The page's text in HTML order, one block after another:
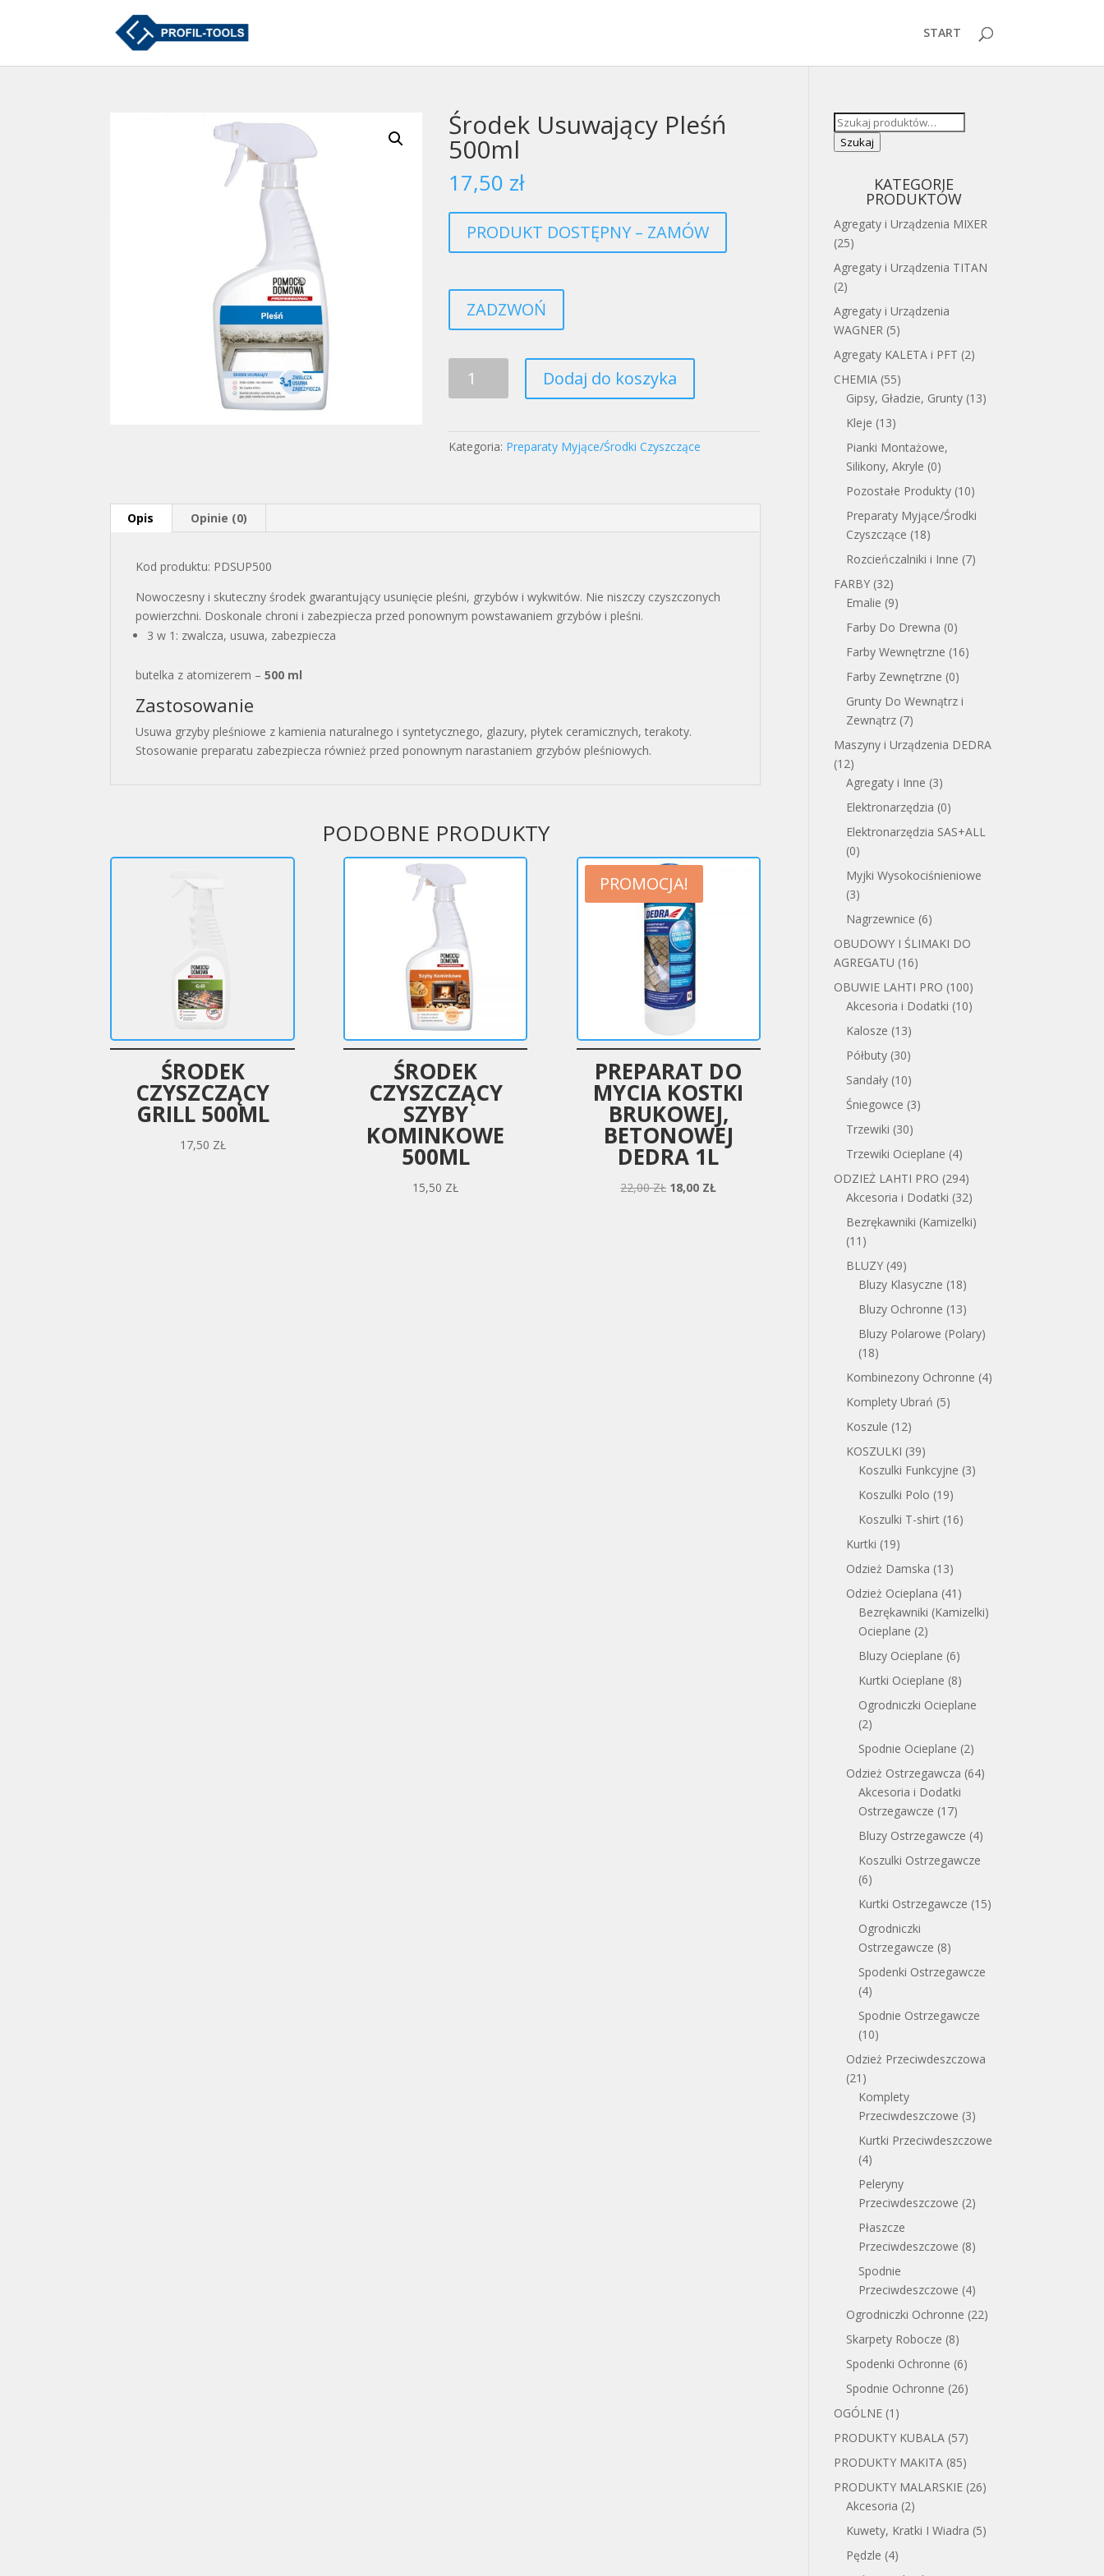
START
Środek Usuwający Pleśń
500ml
17,50 zł
PRODUKT DOSTĘPNY – ZAMÓW
ZADZWOŃ
Środek
500ml
Dodaj do koszyka
Kategoria: Preparaty Myjące/Środki Czyszczące
Opis Opinie (0)
Kod produktu: PDSUP500
Nowoczesny i skuteczny środek gwarantujący usunięcie pleśni, grzybów i wykwitów. Nie niszczy czyszczonych
powierzchni. Doskonale chroni i zabezpiecza przed ponownym powstawaniem grzybów i pleśni.
3 w 1: zwalcza, usuwa, zabezpiecza
butelka z atomizerem –500 ml
Zastosowanie
Usuwa grzyby pleśniowe z kamienia naturalnego i syntetycznego, glazury, płytek ceramicznych, terakoty.
Stosowanie preparatu zabezpiecza również przed ponownym narastaniem grzybów pleśniowych.
PODOBNE PRODUKTY
ŚRODEK
CZYSZCZĄCY
GRILL 500ML
17,50 ZŁ
ŚRODEK
CZYSZCZĄCY
SZYBY
KOMINKOWE
500ML
15,50 ZŁ
PROMOCJA!
PREPARAT DO
MYCIA KOSTKI
BRUKOWEJ,
BETONOWEJ
DEDRA 1L
22,00ZŁ PIERWOTNA
18,00 ZŁAKTUALNA
Szukaj:
Szukaj
KATEGORIE
PRODUKTÓW
Agregaty i Urządzenia MIXER
(25)
Agregaty i Urządzenia TITAN
(2)
Agregaty i Urządzenia
WAGNER (5)
Agregaty KALETA i PFT (2)
CHEMIA (55)
Gipsy, Gładzie, Grunty (13)
Kleje (13)
Pianki Montażowe,
Silikony, Akryle (0)
Pozostałe Produkty (10)
Preparaty Myjące/Środki
Czyszczące (18)
Rozcieńczalniki i Inne (7)
FARBY (32)
Emalie (9)
Farby Do Drewna (0)
Farby Wewnętrzne (16)
Farby Zewnętrzne (0)
Grunty Do Wewnątrz i
Zewnątrz (7)
Maszyny i Urządzenia DEDRA
(12)
Agregaty i Inne (3)
Elektronarzędzia (0)
Elektronarzędzia SAS+ALL
(0)
Myjki Wysokociśnieniowe
(3)
Nagrzewnice (6)
OBUDOWY I ŚLIMAKI DO
AGREGATU (16)
OBUWIE LAHTI PRO (100)
Akcesoria i Dodatki (10)
Kalosze (13)
Półbuty (30)
Sandały (10)
Śniegowce (3)
Trzewiki (30)
Trzewiki Ocieplane (4)
ODZIEŻ LAHTI PRO (294)
Akcesoria i Dodatki (32)
Bezrękawniki (Kamizelki)
(11)
BLUZY (49)
Bluzy Klasyczne (18)
Bluzy Ochronne (13)
Bluzy Polarowe (Polary)
(18)
Kombinezony Ochronne (4)
Komplety Ubrań (5)
Koszule (12)
KOSZULKI (39)
Koszulki Funkcyjne (3)
Koszulki Polo (19)
Koszulki T-shirt (16)
Kurtki (19)
Odzież Damska (13)
Odzież Ocieplana (41)
Bezrękawniki (Kamizelki)
Ocieplane (2)
Bluzy Ocieplane (6)
Kurtki Ocieplane (8)
Ogrodniczki Ocieplane
(2)
Spodnie Ocieplane (2)
Odzież Ostrzegawcza (64)
Akcesoria i Dodatki
Ostrzegawcze (17)
Bluzy Ostrzegawcze (4)
Koszulki Ostrzegawcze
(6)
Kurtki Ostrzegawcze (15)
Ogrodniczki
Ostrzegawcze (8)
Spodenki Ostrzegawcze
(4)
Spodnie Ostrzegawcze
(10)
Odzież Przeciwdeszczowa
(21)
Komplety
Przeciwdeszczowe (3)
Kurtki Przeciwdeszczowe
(4)
Peleryny
Przeciwdeszczowe (2)
Płaszcze
Przeciwdeszczowe (8)
Spodnie
Przeciwdeszczowe (4)
Ogrodniczki Ochronne (22)
Skarpety Robocze (8)
Spodenki Ochronne (6)
Spodnie Ochronne (26)
OGÓLNE (1)
PRODUKTY KUBALA (57)
PRODUKTY MAKITA (85)
PRODUKTY MALARSKIE (26)
Akcesoria (2)
Kuwety, Kratki I Wiadra (5)
Pędzle (4)